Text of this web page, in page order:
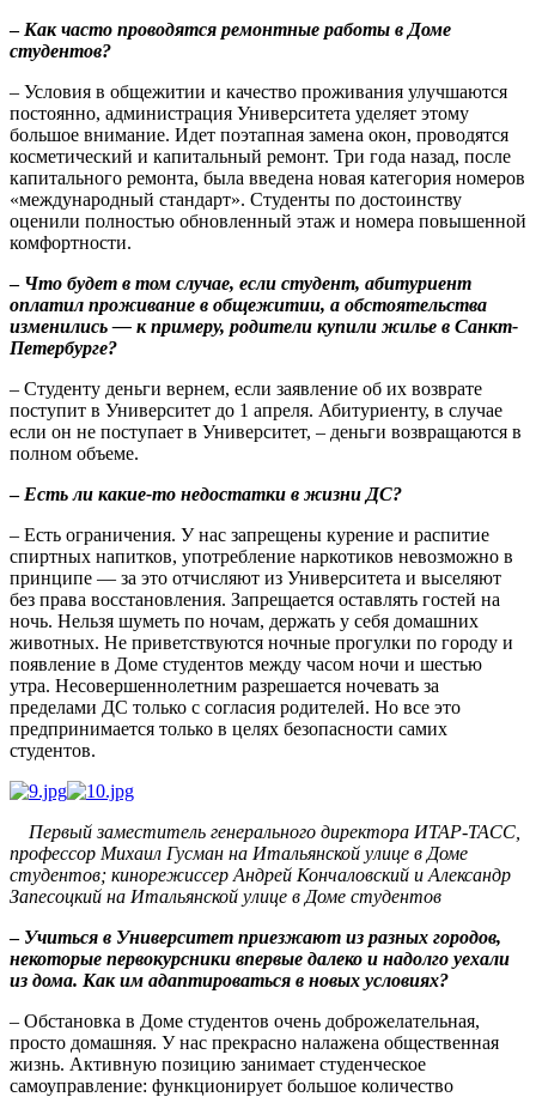
– Как часто проводятся ремонтные работы в Доме
студентов?
– Условия в общежитии и качество проживания улучшаются
постоянно, администрация Университета уделяет этому
большое внимание. Идет поэтапная замена окон, проводятся
косметический и капитальный ремонт. Три года назад, после
капитального ремонта, была введена новая категория номеров
«международный стандарт». Студенты по достоинству
оценили полностью обновленный этаж и номера повышенной
комфортности.
– Что будет в том случае, если студент, абитуриент
оплатил проживание в общежитии, а обстоятельства
изменились — к примеру, родители купили жилье в Санкт-
Петербурге?
– Студенту деньги вернем, если заявление об их возврате
поступит в Университет до 1 апреля. Абитуриенту, в случае
если он не поступает в Университет, – деньги возвращаются в
полном объеме.
– Есть ли какие-то недостатки в жизни ДС?
– Есть ограничения. У нас запрещены курение и распитие
спиртных напитков, употребление наркотиков невозможно в
принципе — за это отчисляют из Университета и выселяют
без права восстановления. Запрещается оставлять гостей на
ночь. Нельзя шуметь по ночам, держать у себя домашних
животных. Не приветствуются ночные прогулки по городу и
появление в Доме студентов между часом ночи и шестью
утра. Несовершеннолетним разрешается ночевать за
пределами ДС только с согласия родителей. Но все это
предпринимается только в целях безопасности самих
студентов.
Первый заместитель генерального директора ИТАР-ТАСС,
профессор Михаил Гусман на Итальянской улице в Доме
студентов; кинорежиссер Андрей Кончаловский и Александр
Запесоцкий на Итальянской улице в Доме студентов
– Учиться в Университет приезжают из разных городов,
некоторые первокурсники впервые далеко и надолго уехали
из дома. Как им адаптироваться в новых условиях?
– Обстановка в Доме студентов очень доброжелательная,
просто домашняя. У нас прекрасно налажена общественная
жизнь. Активную позицию занимает студенческое
самоуправление: функционирует большое количество